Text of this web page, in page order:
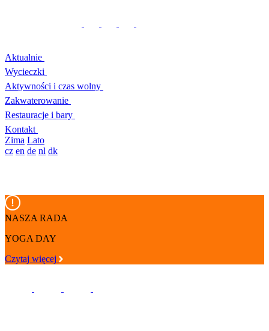
Aktualnie
Wycieczki
Aktywności i czas wolny
Zakwaterowanie
Restauracje i bary
Kontakt
Zima Lato
cz en de nl dk
NASZA RADA
YOGA DAY
Czytaj więcej